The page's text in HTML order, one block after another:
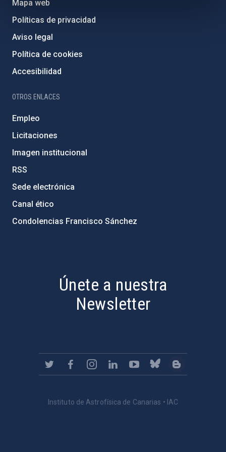
Mapa web
Políticas de privacidad
Aviso legal
Política de cookies
Accesibilidad
OTROS ENLACES
Empleo
Licitaciones
Imagen institucional
RSS
Sede electrónica
Canal ético
Condolencias Francisco Sánchez
Únete a nuestra
Newsletter
Instituto de Astrofísica de Canarias • IAC